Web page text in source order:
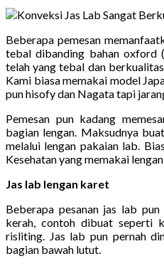
Beberapa pemesan
tebal dibanding bahan oxford
telah yang tebal dan
Kami biasa memakai model
pun hisofy dan Nagata tapi
Pemesan pun kadang
bagian lengan. Maksudnya
melalui lengan pakaian lab.
Kesehatan yang memakai
Jas lab lengan karet
Beberapa pesanan jas lab
kerah, contoh dibuat seperti
risliting. Jas lab pun pernah
bagian bawah lutut.